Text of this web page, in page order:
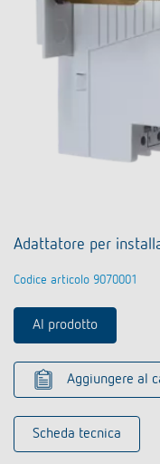
Adattatore per
Codice articolo 9070001
Al prodotto
Aggiungere al
Scheda tecnica